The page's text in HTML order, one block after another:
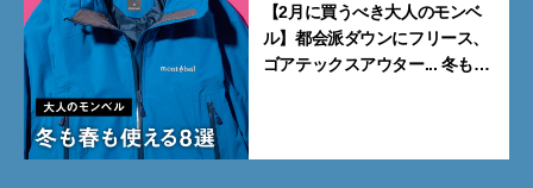
【2月に買うべき大人のモンベ
ル】都会派ダウンにフリース、
ゴアテックスアウター... 冬も春